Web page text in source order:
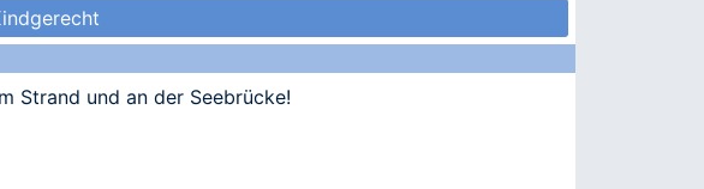
Strand und an der Seebrücke!